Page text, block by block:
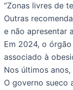
“Zonas livres de
Outras
e não apresentar
Em 2024, o
associado à
Nos últimos
O governo sueco